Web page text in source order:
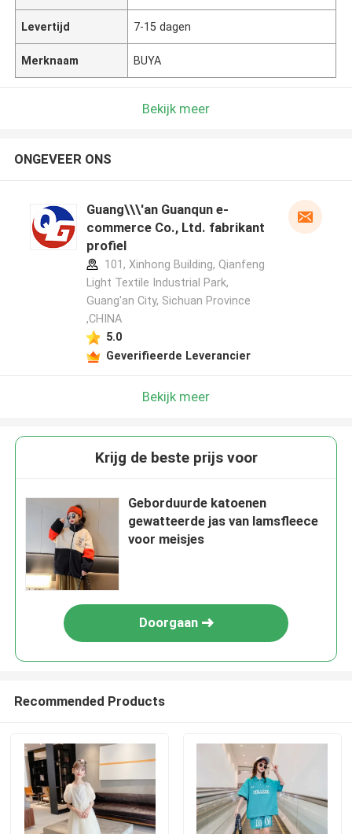
Levertijd 7-15 dagen
Merknaam BUYA
Bekijk meer
ONGEVEER ONS
Guang\\\'an Guanqun e-
commerce Co., Ltd. fabrikant
profiel
101, Xinhong Building, Qianfeng
Light Textile Industrial Park,
Guang'an City, Sichuan Province
,CHINA
5.0
Geverifieerde Leverancier
Bekijk meer
Krijg de beste prijs voor
Geborduurde katoenen
gewatteerde jas van lamsfleece
voor meisjes
Doorgaan
Recommended Products